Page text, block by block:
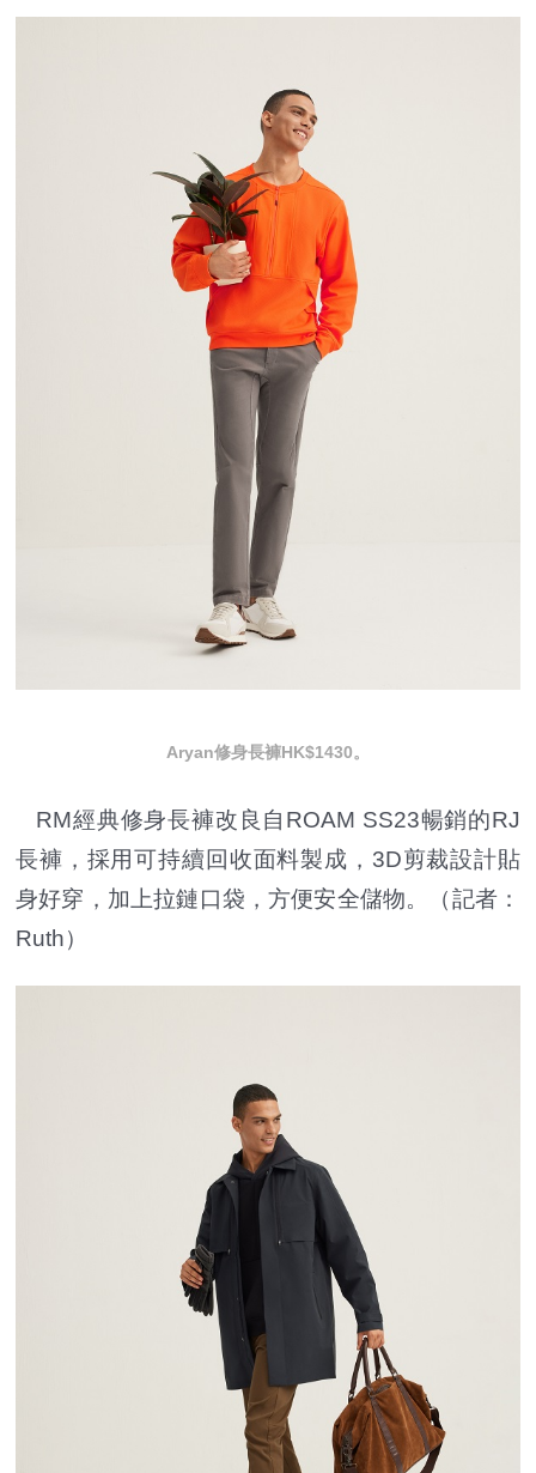
Aryan修身長褲HK$1430。
RM經典修身長褲改良自ROAM SS23暢銷的RJ
長褲，採用可持續回收面料製成，3D剪裁設計貼
身好穿，加上拉鏈口袋，方便安全儲物。（記者：
Ruth）